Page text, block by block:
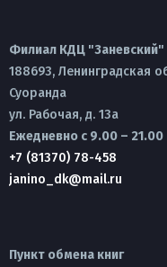
Филиал КДЦ "Заневский"
188693, Ленинградская
Суоранда
ул. Рабочая, д. 13а
Ежедневно с 9.00 – 21.00
+7 (81370) 78-458
janino_dk@mail.ru
Пункт обмена книг